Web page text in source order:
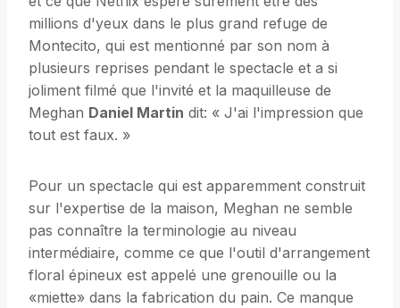
millions d'yeux dans le plus grand refuge de
Montecito, qui est mentionné par son nom à
plusieurs reprises pendant le spectacle et a si
joliment filmé que l'invité et la maquilleuse de
Meghan Daniel Martin dit: « J'ai l'impression que
tout est faux. »
Pour un spectacle qui est apparemment construit
sur l'expertise de la maison, Meghan ne semble
pas connaître la terminologie au niveau
intermédiaire, comme ce que l'outil d'arrangement
floral épineux est appelé une grenouille ou la
«miette» dans la fabrication du pain. Ce manque